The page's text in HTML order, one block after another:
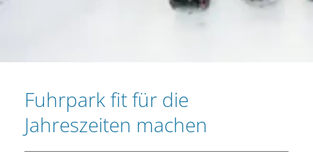
Fuhrpark fit für die
Jahreszeiten machen